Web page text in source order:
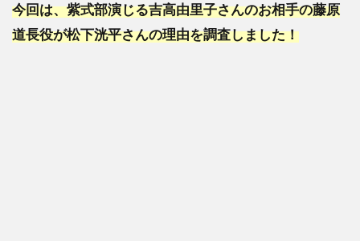
今回は、紫式部演じる吉高由里子さんのお相手の藤原
道長役が松下洸平さんの理由を調査しました！